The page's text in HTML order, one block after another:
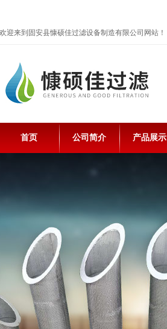
欢迎来到固安县慷硕佳过滤设备制造有限公司网站！
首页 公司简介 产品展示